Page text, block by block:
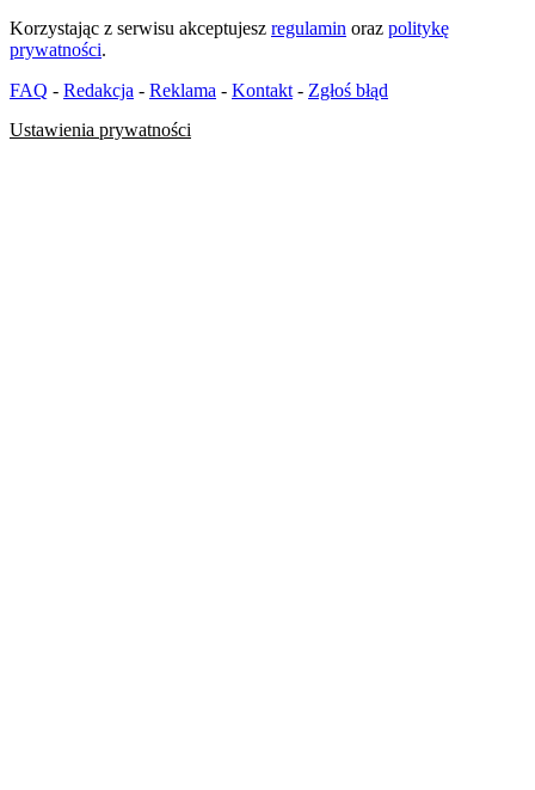
Korzystając z serwisu akceptujesz regulamin oraz politykę
prywatności.
FAQ - Redakcja - Reklama - Kontakt - Zgłoś błąd
Ustawienia prywatności